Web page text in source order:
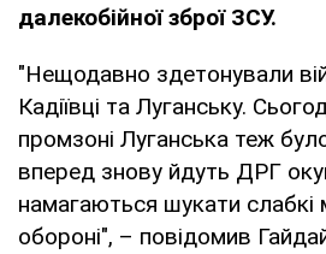
далекобійної зброї ЗСУ.
"Нещодавно здетонували
Кадіївці та Луганську.
промзоні Луганська теж
вперед знову йдуть ДРГ
намагаються шукати слабкі
обороні", – повідомив